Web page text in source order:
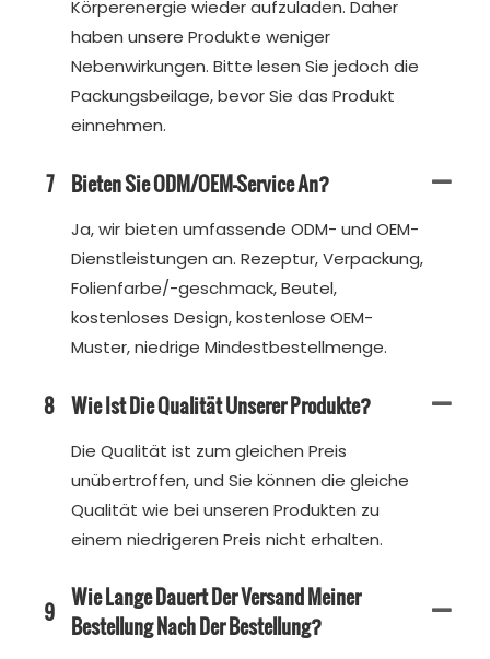
Körperenergie wieder aufzuladen. Daher
haben unsere Produkte weniger
Nebenwirkungen. Bitte lesen Sie jedoch die
Packungsbeilage, bevor Sie das Produkt
einnehmen.
7 Bieten Sie ODM/OEM-Service An?
Ja, wir bieten umfassende ODM- und OEM-
Dienstleistungen an. Rezeptur, Verpackung,
Folienfarbe/-geschmack, Beutel,
kostenloses Design, kostenlose OEM-
Muster, niedrige Mindestbestellmenge.
8 Wie Ist Die Qualität Unserer Produkte?
Die Qualität ist zum gleichen Preis
unübertroffen, und Sie können die gleiche
Qualität wie bei unseren Produkten zu
einem niedrigeren Preis nicht erhalten.
9 Wie Lange Dauert Der Versand Meiner
Bestellung Nach Der Bestellung?